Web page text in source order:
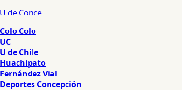
U de Conce
Colo Colo
UC
U de Chile
Huachipato
Fernández Vial
Deportes Concepción